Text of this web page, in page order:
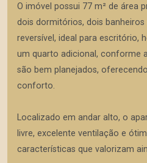
O imóvel possui 77 m² de área
dois dormitórios, dois
reversível, ideal para escritório,
um quarto adicional, conforme
são bem planejados,
conforto.
Localizado em andar alto, o
livre, excelente ventilação e
características que valorizam